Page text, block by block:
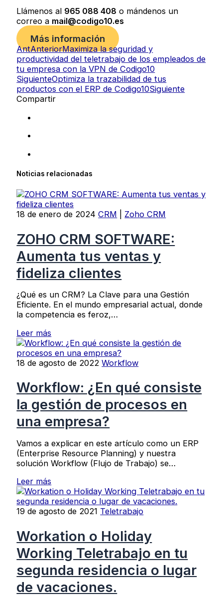
Llámenos al 965 088 408 o mándenos un
correo a mail@codigo10.es
Más información
AntAnteriorMaximiza la seguridad y
productividad del teletrabajo de los empleados de
tu empresa con la VPN de Codigo10
SiguienteOptimiza la trazabilidad de tus
productos con el ERP de Codigo10Siguiente
Compartir
Noticias relacionadas
18 de enero de 2024CRM Zoho CRM
ZOHO CRM SOFTWARE:
Aumenta tus ventas y
fideliza clientes
¿Qué es un CRM? La Clave para una Gestión
Eficiente. En el mundo empresarial actual, donde
la competencia es feroz,…
Leer más
18 de agosto de 2022Workflow
Workflow: ¿En qué consiste
la gestión de procesos en
una empresa?
Vamos a explicar en este artículo como un ERP
(Enterprise Resource Planning) y nuestra
solución Workflow (Flujo de Trabajo) se…
Leer más
19 de agosto de 2021 Teletrabajo
Workation o Holiday
Working Teletrabajo en tu
segunda residencia o lugar
de vacaciones.